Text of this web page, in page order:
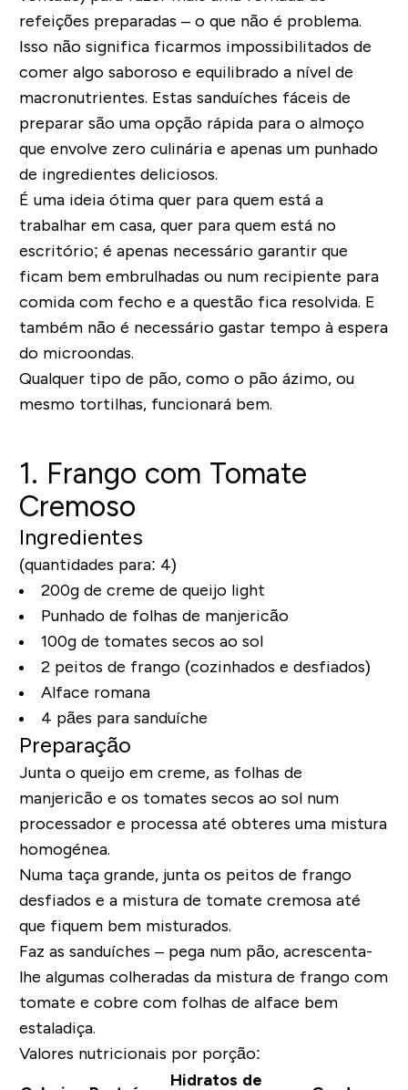
refeições preparadas – o que não é problema.
Isso não significa ficarmos impossibilitados de
comer algo saboroso e equilibrado a nível de
macronutrientes. Estas sanduíches fáceis de
preparar são uma opção rápida para o almoço
que envolve zero culinária e apenas um punhado
de ingredientes deliciosos.
É uma ideia ótima quer para quem está a
trabalhar em casa, quer para quem está no
escritório; é apenas necessário garantir que
ficam bem embrulhadas ou num recipiente para
comida com fecho e a questão fica resolvida. E
também não é necessário gastar tempo à espera
do microondas.
Qualquer tipo de pão, como o pão ázimo, ou
mesmo tortilhas, funcionará bem.
1. Frango com Tomate
Cremoso
Ingredientes
(quantidades para: 4)
200g de creme de queijo light
Punhado de folhas de manjericão
100g de tomates secos ao sol
2 peitos de frango (cozinhados e desfiados)
Alface romana
4 pães para sanduíche
Preparação
Junta o queijo em creme, as folhas de
manjericão e os tomates secos ao sol num
processador e processa até obteres uma mistura
homogénea.
Numa taça grande, junta os peitos de frango
desfiados e a mistura de tomate cremosa até
que fiquem bem misturados.
Faz as sanduíches – pega num pão, acrescenta-
lhe algumas colheradas da mistura de frango com
tomate e cobre com folhas de alface bem
estaladiça.
Valores nutricionais por porção:
Hidratos de